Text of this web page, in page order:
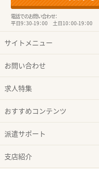
電話でのお問い合わせ：
平日9：30-19：00 土日10：00-19：00
サイトメニュー
お問い合わせ
求人特集
おすすめコンテンツ
派遣サポート
支店紹介